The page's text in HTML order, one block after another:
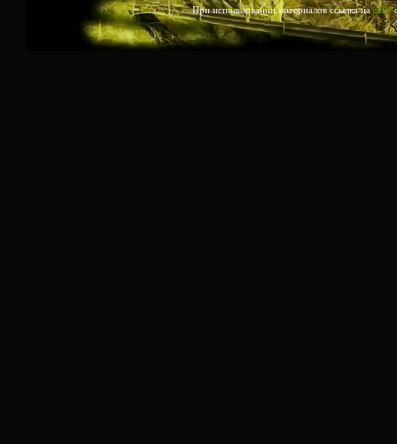
При использовании материалов ссылка насайт